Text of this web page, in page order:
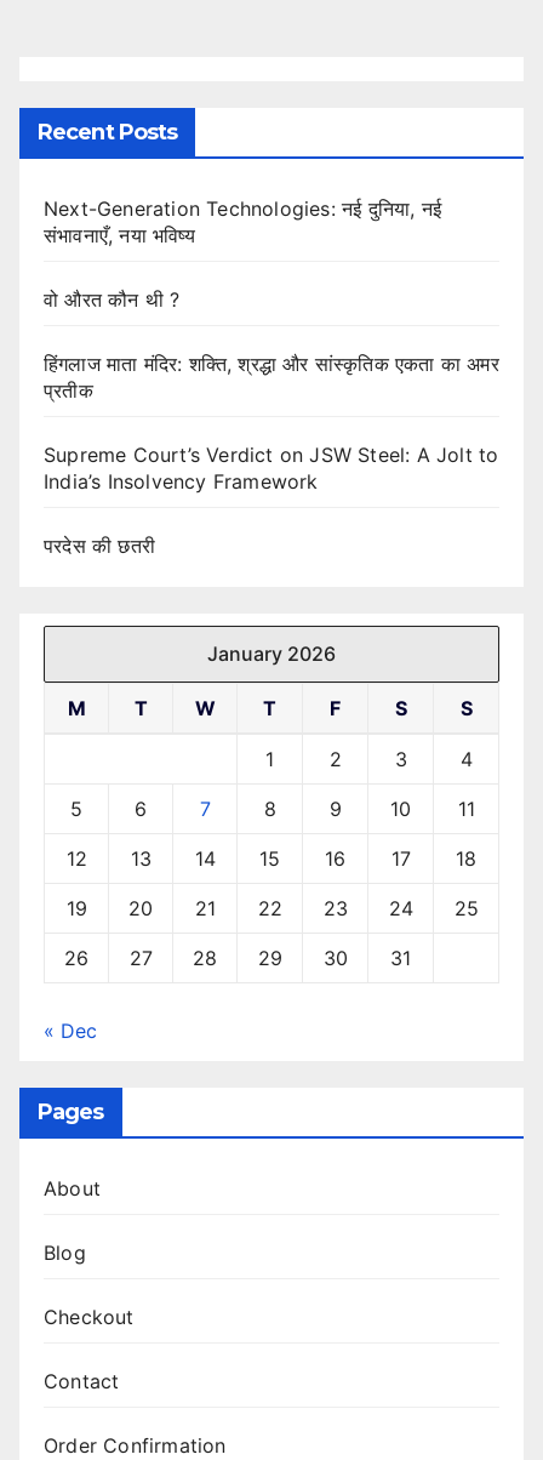
Recent Posts
Next-Generation Technologies: नई दुनिया, नई
संभावनाएँ, नया भविष्य
वो औरत कौन थी ?
हिंगलाज माता मंदिर: शक्ति, श्रद्धा और सांस्कृतिक एकता का अमर
प्रतीक
Supreme Court’s Verdict on JSW Steel: A Jolt to
India’s Insolvency Framework
परदेस की छतरी
January 2026
M T W T F S S
1 2 3 4
5 6 7 8 9 10 11
12 13 14 15 16 17 18
19 20 21 22 23 24 25
26 27 28 29 30 31
« Dec
Pages
About
Blog
Checkout
Contact
Order Confirmation